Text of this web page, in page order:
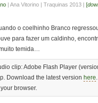
| Ana Vitorino | Traquinas 2013 | [
o coelhinho Branco
para fazer um caldinho,
temida…
clip: Adobe Flash Player
Download the latest versionhere
browser.